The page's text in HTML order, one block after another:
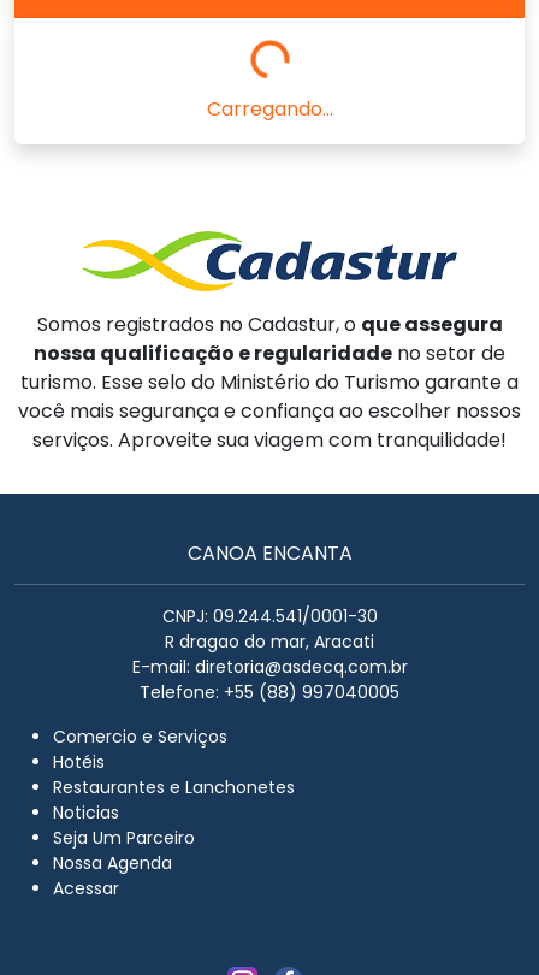
Carregando...
Somos registrados no Cadastur, o que assegura
nossa qualificação e regularidade no setor de
turismo. Esse selo do Ministério do Turismo garante a
você mais segurança e confiança ao escolher nossos
serviços. Aproveite sua viagem com tranquilidade!
CANOA ENCANTA
CNPJ: 09.244.541/0001-30
R dragao do mar, Aracati
E-mail: diretoria@asdecq.com.br
Telefone: +55 (88) 997040005
Comercio e Serviços
Hotéis
Restaurantes e Lanchonetes
Noticias
Seja Um Parceiro
Nossa Agenda
Acessar